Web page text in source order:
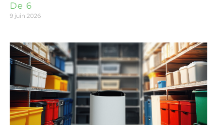
De 6
9 juin 2026